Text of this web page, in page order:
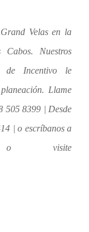
Velas en la
Nuestros
de Incentivo le
Llame
505 8399 | Desde
| o escríbanos a
o visite